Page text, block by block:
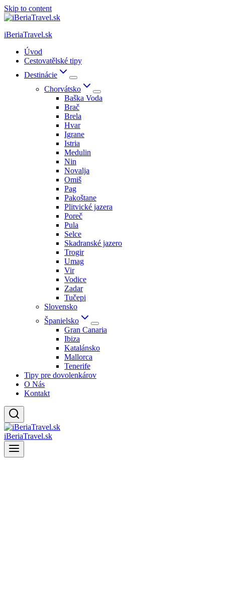
Skip to content
iBeriaTravel.sk
Úvod
Cestovatělské tipy
Destinácie
Chorvátsko
Baška Voda
Brač
Brela
Hvar
Igrane
Istria
Medulin
Nin
Novalja
Omiš
Pag
Pakoštane
Plitvické jazera
Poreč
Pula
Selce
Skadranské jazero
Trogir
Umag
Vir
Vodice
Zadar
Tučepi
Slovensko
Španielsko
Gran Canaria
Ibiza
Katalánsko
Mallorca
Tenerife
Tipy pre dovolenkárov
O Nás
Kontakt
iBeriaTravel.sk